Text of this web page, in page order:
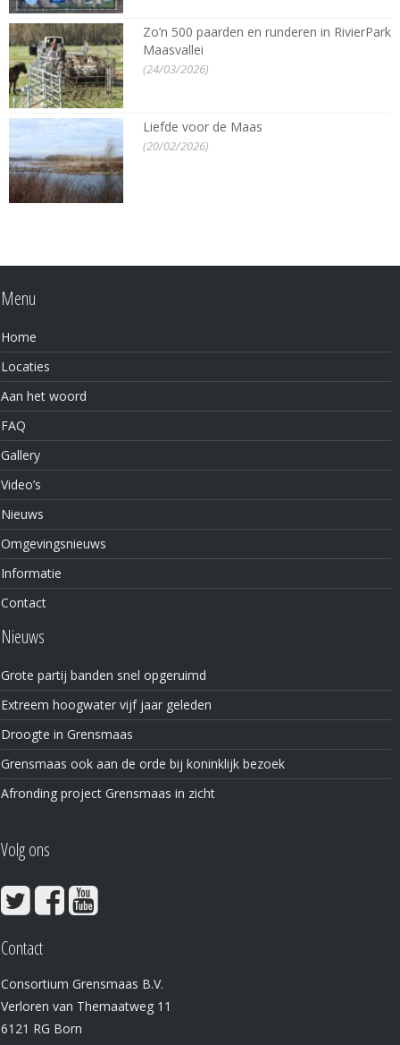
Zo’n 500 paarden en runderen in RivierPark
Maasvallei
(24/03/2026)
Liefde voor de Maas
(20/02/2026)
Menu
Home
Locaties
Aan het woord
FAQ
Gallery
Video’s
Nieuws
Omgevingsnieuws
Informatie
Contact
Nieuws
Grote partij banden snel opgeruimd
Extreem hoogwater vijf jaar geleden
Droogte in Grensmaas
Grensmaas ook aan de orde bij koninklijk bezoek
Afronding project Grensmaas in zicht
Volg ons
Contact
Consortium Grensmaas B.V.
Verloren van Themaatweg 11
6121 RG Born